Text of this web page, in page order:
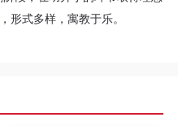
课
源
形式多样，寓教于乐。